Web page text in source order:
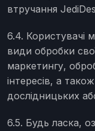
втручання
6.4. Користувачі
види обробки
маркетингу,
інтересів, а
дослідницьких
6.5. Будь ласка,